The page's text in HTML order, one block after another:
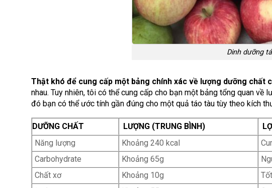
Dinh dưỡng
Thật khó để cung cấp một bảng chính xác về lượng dưỡng chất
nhau. Tuy nhiên, tôi có thể cung cấp cho bạn một bảng tổng quan về
đó bạn có thể ước tính gần đúng cho một quả táo tàu tùy theo kích
DƯỠNG CHẤT LƯỢNG (TRUNG BÌNH)
Năng lượng
Khoảng 240 kcal
Carbohydrate
Khoảng 65g
Chất xơ
Khoảng 10g